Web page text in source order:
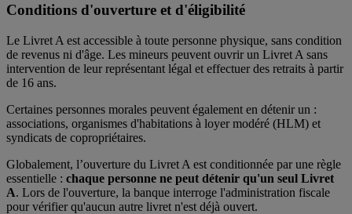
Conditions d'ouverture et d'éligibilité
Le Livret A est accessible à toute personne physique, sans condition
de revenus ni d'âge. Les mineurs peuvent ouvrir un Livret A sans
intervention de leur représentant légal et effectuer des retraits à partir
de 16 ans.
Certaines personnes morales peuvent également en détenir un :
associations, organismes d'habitations à loyer modéré (HLM) et
syndicats de copropriétaires.
Globalement, l’ouverture du Livret A est conditionnée par une règle
essentielle : chaque personne ne peut détenir qu'un seul Livret
A. Lors de l'ouverture, la banque interroge l'administration fiscale
pour vérifier qu'aucun autre livret n'est déjà ouvert.